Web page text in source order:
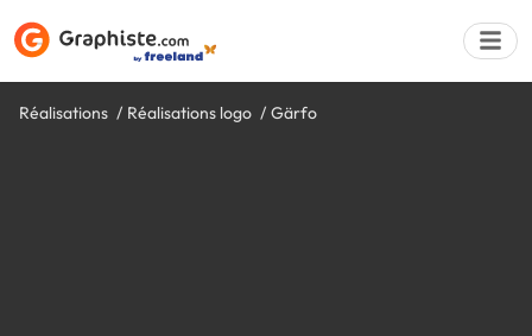
Réalisations Réalisations logo Gärfo